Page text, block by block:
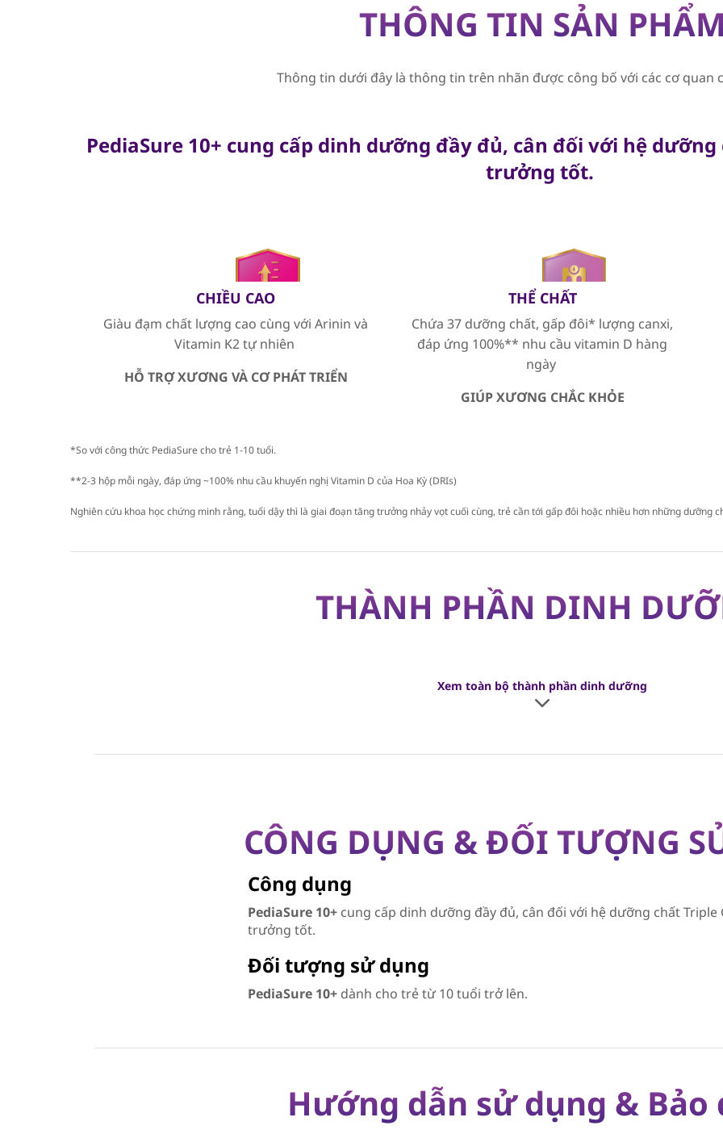
THÔNG TIN SẢN
Thông tin dưới đây là thông tin trên nhãn được công bố với các cơ quan
PediaSure 10+ cung cấp dinh dưỡng đầy đủ, cân đối với hệ
trưởng tốt.
CHIỀU CAO
Giàu đạm chất lượng cao cùng với Arinin và
Vitamin K2 tự nhiên
HỖ TRỢ XƯƠNG VÀ CƠ PHÁT TRIỂN
THỂ CHẤT
Chứa 37 dưỡng chất, gấp đôi* lượng canxi,
đáp ứng 100%** nhu cầu vitamin D hàng
ngày
GIÚP XƯƠNG CHẮC KHỎE
*So với công thức PediaSure cho trẻ 1-10 tuổi.
**2-3 hộp mỗi ngày, đáp ứng ~100% nhu cầu khuyến nghị Vitamin D của Hoa Kỳ (DRIs)
Nghiên cứu khoa học chứng minh rằng, tuổi dậy thì là giai đoạn tăng trưởng nhảy vọt cuối cùng, trẻ cần tới gấp đôi hoặc nhiều hơn những dưỡng
THÀNH PHẦN DINH
Xem toàn bộ thành phần dinh dưỡng
CÔNG DỤNG & ĐỐI TƯỢNG
Công dụng
PediaSure 10+ cung cấp dinh dưỡng đầy đủ, cân đối với hệ dưỡng chất
trưởng tốt.
Đối tượng sử dụng
PediaSure 10+ dành cho trẻ từ 10 tuổi trở lên.
Hướng dẫn sử dụng & Bảo